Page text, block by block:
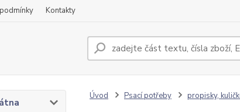
Kontakty
Úvod Psací potřeby propisky,